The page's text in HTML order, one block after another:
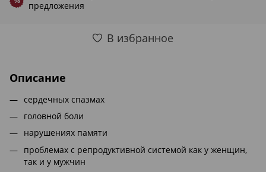
предложения
В избранное
Описание
сердечных спазмах
головной боли
нарушениях памяти
проблемах с репродуктивной системой как у женщин,
так и у мужчин